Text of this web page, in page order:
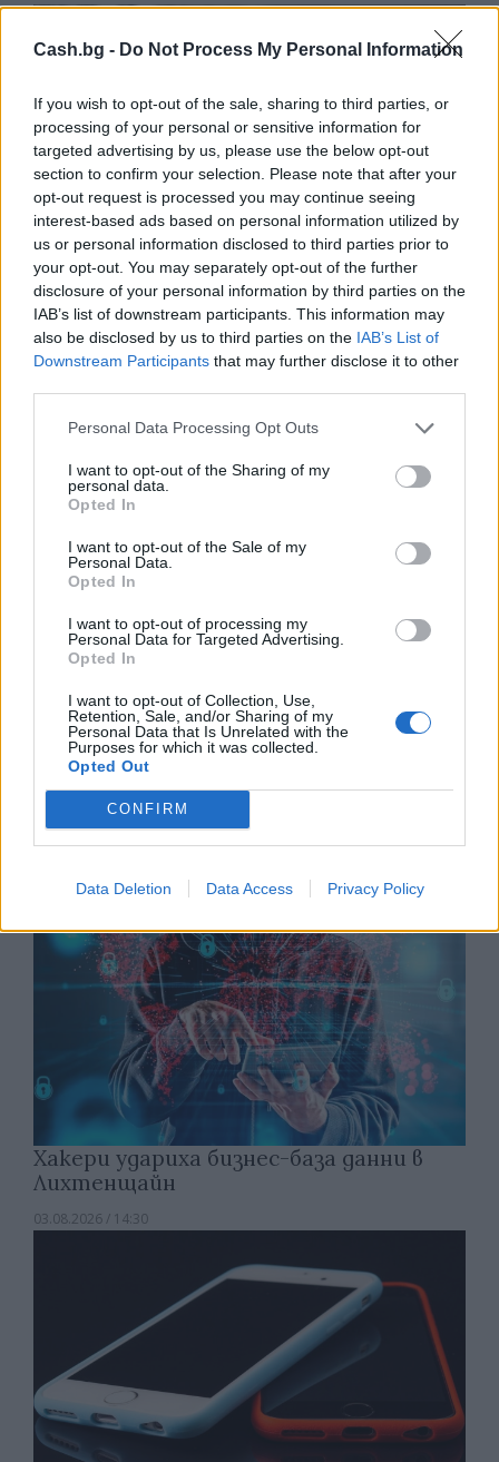
Cash.bg - Do Not Process My Personal Information
If you wish to opt-out of the sale, sharing to third parties, or
processing of your personal or sensitive information for
targeted advertising by us, please use the below opt-out
section to confirm your selection. Please note that after your
opt-out request is processed you may continue seeing
interest-based ads based on personal information utilized by
us or personal information disclosed to third parties prior to
your opt-out. You may separately opt-out of the further
disclosure of your personal information by third parties on the
IAB’s list of downstream participants. This information may
also be disclosed by us to third parties on the IAB’s List of
Downstream Participants that may further disclose it to other
Personal Data Processing Opt Outs
I want to opt-out of the Sharing of my
personal data.
Opted In
I want to opt-out of the Sale of my
Personal Data.
Opted In
I want to opt-out of processing my
Personal Data for Targeted Advertising.
Opted In
I want to opt-out of Collection, Use,
Retention, Sale, and/or Sharing of my
Personal Data that Is Unrelated with the
Purposes for which it was collected.
Opted Out
CONFIRM
Data Deletion Data Access Privacy Policy
Търговският дефицит на САЩ с ЕС е
нараснал с 36,4% през юни
Китай си построи свой курорт
Санторини
03.08.2026 / 18:36
Хакери удариха бизнес-база данни в
Лихтенщайн
03.08.2026 / 14:30